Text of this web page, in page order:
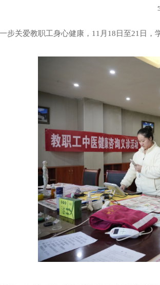
步关爱教职工身心健康， 11月 18日至21日 ，